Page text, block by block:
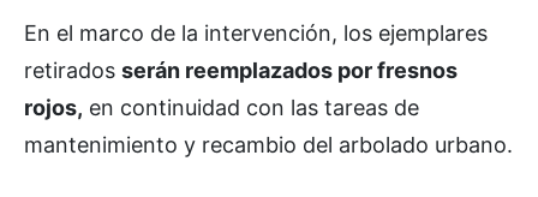
En el marco de la intervención, los ejemplares
retirados serán reemplazados por fresnos
rojos, en continuidad con las tareas de
mantenimiento y recambio del arbolado urbano.